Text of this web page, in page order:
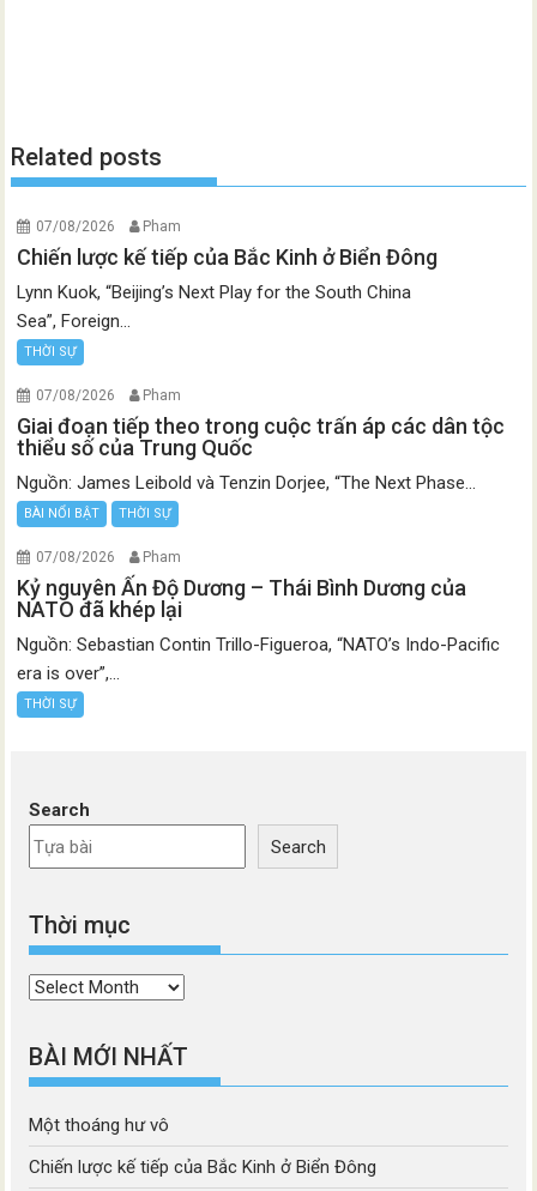
Related posts
07/08/2026 Pham
Chiến lược kế tiếp của Bắc Kinh ở Biển Đông
Lynn Kuok, “Beijing’s Next Play for the South China
Sea”, Foreign...
THỜI SỰ
07/08/2026 Pham
Giai đoạn tiếp theo trong cuộc trấn áp các dân tộc
thiểu số của Trung Quốc
Nguồn: James Leibold và Tenzin Dorjee, “The Next Phase...
BÀI NỔI BẬT THỜI SỰ
07/08/2026 Pham
Kỷ nguyên Ấn Độ Dương – Thái Bình Dương của
NATO đã khép lại
Nguồn: Sebastian Contin Trillo-Figueroa, “NATO’s Indo-Pacific
era is over”,...
THỜI SỰ
Search
Search
Thời mục
Thời
BÀI MỚI NHẤT
Một thoáng hư vô
Chiến lược kế tiếp của Bắc Kinh ở Biển Đông